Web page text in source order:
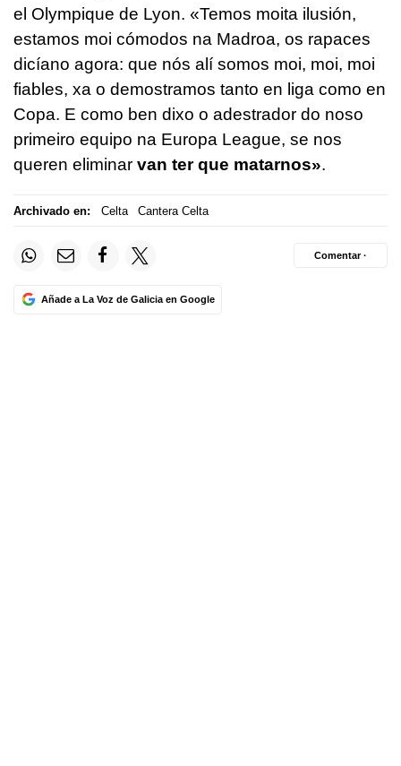
el Olympique de Lyon. «Temos moita ilusión,
estamos moi cómodos na Madroa, os rapaces
dicíano agora: que nós alí somos moi, moi, moi
fiables, xa o demostramos tanto en liga como en
Copa. E como ben dixo o adestrador do noso
primeiro equipo na Europa League, se nos
queren eliminar van ter que matarnos».
Archivado en: Celta Cantera Celta
Añade a La Voz de Galicia en Google
Comentar ·